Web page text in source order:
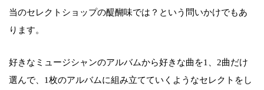
当のセレクトショップの醍醐味では？という問いかけでもあ
ります。
好きなミュージシャンのアルバムから好きな曲を1、2曲だけ
選んで、1枚のアルバムに組み立てていくようなセレクトをし